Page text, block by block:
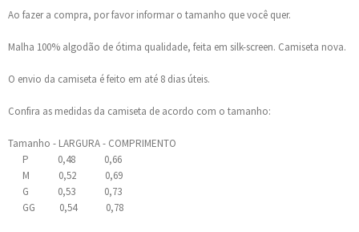
Ao fazer a compra, por favor informar o tamanho que você quer.
Malha 100% algodão de ótima qualidade, feita em silk-screen. Camiseta nova.
O envio da camiseta é feito em até 8 dias úteis.
Confira as medidas da camiseta de acordo com o tamanho:
Tamanho - LARGURA - COMPRIMENTO
P 0,48 0,66
M 0,52 0,69
G 0,53 0,73
GG 0,54 0,78